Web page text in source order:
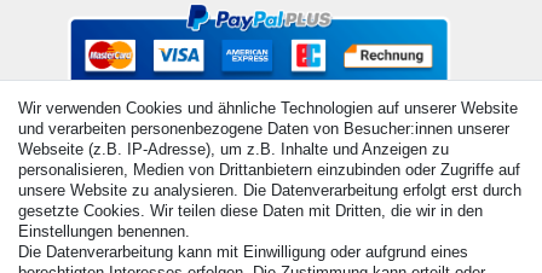
Wir verwenden Cookies und ähnliche Technologien auf unserer Website
und verarbeiten personenbezogene Daten von Besucher:innen unserer
Webseite (z.B. IP-Adresse), um z.B. Inhalte und Anzeigen zu
personalisieren, Medien von Drittanbietern einzubinden oder Zugriffe auf
unsere Website zu analysieren. Die Datenverarbeitung erfolgt erst durch
gesetzte Cookies. Wir teilen diese Daten mit Dritten, die wir in den
Einstellungen benennen.
Die Datenverarbeitung kann mit Einwilligung oder aufgrund eines